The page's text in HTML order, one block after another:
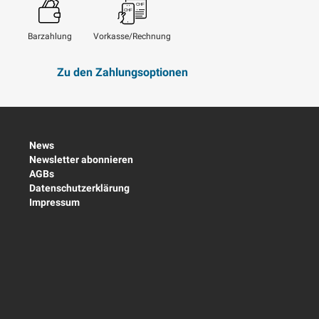
Barzahlung Vorkasse/Rechnung
Zu den Zahlungsoptionen
News
Newsletter abonnieren
AGBs
Datenschutzerklärung
Impressum